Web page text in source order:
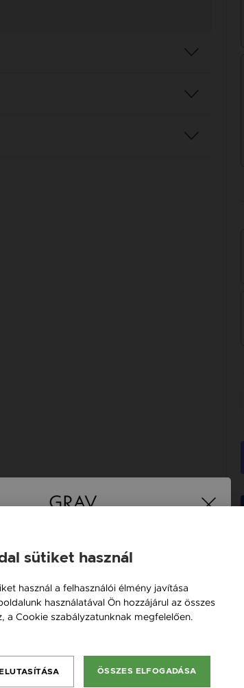
Österreich / AT
România / RO
sütiket használ
használ a felhasználói élmény javítása
használatával Ön hozzájárul az összes
a Cookie szabályzatunknak megfelelően.
ÖSSZES ELFOGADÁSA